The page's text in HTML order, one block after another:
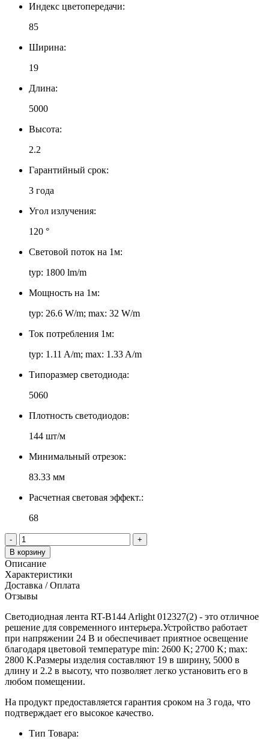
Индекс цветопередачи:
85
Ширина:
19
Длина:
5000
Высота:
2.2
Гарантийный срок:
3 года
Угол излучения:
120 °
Световой поток на 1м:
typ: 1800 lm/m
Мощность на 1м:
typ: 26.6 W/m; max: 32 W/m
Ток потребления 1м:
typ: 1.11 A/m; max: 1.33 A/m
Типоразмер светодиода:
5060
Плотность светодиодов:
144 шт/м
Минимальный отрезок:
83.33 мм
Расчетная световая эффект.:
68
-
+
В корзину
Описание
Характеристики
Доставка / Оплата
Отзывы
Светодиодная лента RT-B144 Arlight 012327(2) - это отличное
решение для современного интерьера.Устройство работает
при напряжении 24 В и обеспечивает приятное освещение
благодаря цветовой температуре min: 2600 K; 2700 K; max:
2800 K.Размеры изделия составляют 19 в ширину, 5000 в
длину и 2.2 в высоту, что позволяет легко установить его в
любом помещении.
На продукт предоставляется гарантия сроком на 3 года, что
подтверждает его высокое качество.
Тип Товара: